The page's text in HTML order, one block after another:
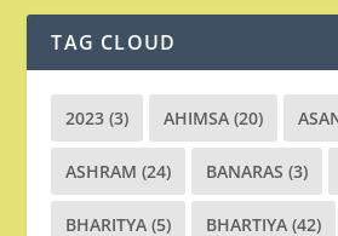
TAG CLOUD
2023 (3) AHIMSA (20)
ASHRAM (24) BANARAS (3)
BHARITYA (5) BHARTIYA (42)